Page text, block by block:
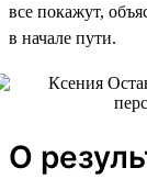
все покажут,
в начале пути.
О